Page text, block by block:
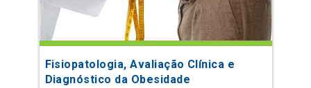
Fisiopatologia, Avaliação Clínica e
Diagnóstico da Obesidade